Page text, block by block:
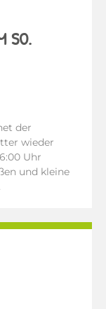
SO.
der
wieder
Uhr
und kleine